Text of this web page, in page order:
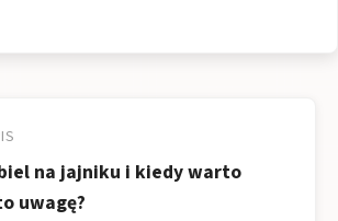
na jajniku i kiedy warto
uwagę?